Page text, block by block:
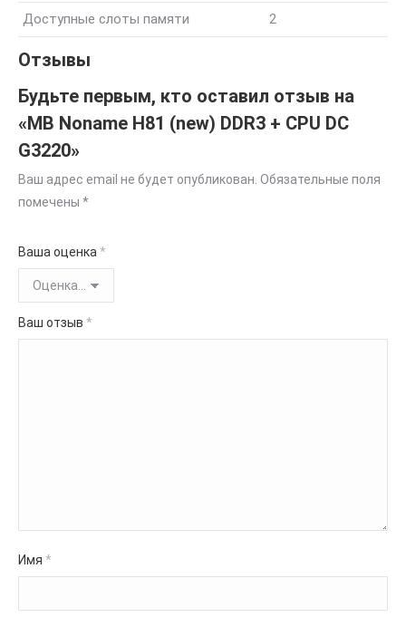
Доступные слоты памяти 2
Отзывы
Будьте первым, кто оставил отзыв на
«MB Noname H81 (new) DDR3 + CPU DС
G3220»
Ваш адрес email не будет опубликован. Обязательные поля
помечены *
Ваша оценка *
Ваш отзыв *
Имя *